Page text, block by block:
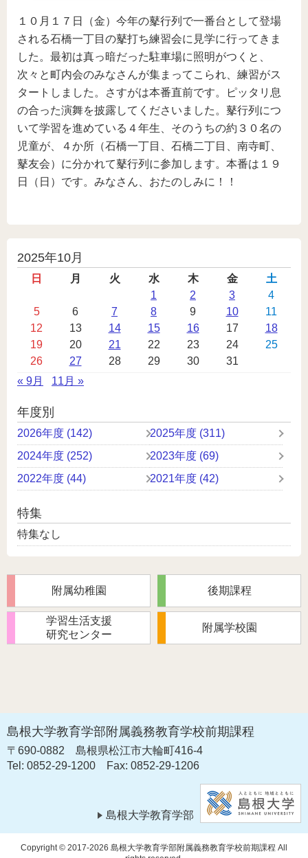
１０月１７日（金）今年の鼕行列で一番台として登場
される石橋一丁目の鼕打ち練習会に見学に行ってきま
した。最初は真っ暗だった駐車場に照明がつくと、
次々と町内会のみなさんが集まってこられ、練習がス
タートしました。さすがは本番直前です。ピッタリ息
の合った演舞を披露してくださいました。鼕行列につ
いて学習を進めている４年生、そのうちの約３０名の
児童が、４か所（石橋一丁目、石橋二丁目、南寺町、
鼕友会）に分かれて鼕行列に参加します。本番は１９
日（日）です。みなさん、おたのしみに！！
投
2025年10月
日 月 火 水 木 金
土
1
2 3
4
5
6 7 8 9 10
11
12
13 14 15 16 17
18
19
20 21 22 23 24
25
26
27 28 29 30
31
« 9月
11月 »
年度別
2026年度 (142)
2025年度 (311)
2024年度 (252)
2023年度 (69)
2022年度 (44)
2021年度 (42)
特集
特集なし
附属幼稚園 後期課程
学習生活支援
研究センター
附属学校園
島根大学教育学部附属義務教育学校前期課程
〒690-0882
島根県松江市大輪町416-4
Tel: 0852-29-1200
Fax: 0852-29-1206
島根大学教育学部
Copyright © 2017-2026 島根大学教育学部附属義務教育学校前期課程 All